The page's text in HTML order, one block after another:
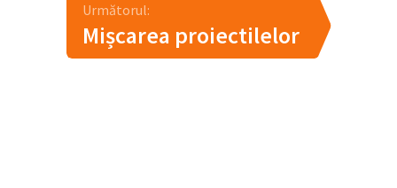
Următorul:
Mișcarea proiectilelor